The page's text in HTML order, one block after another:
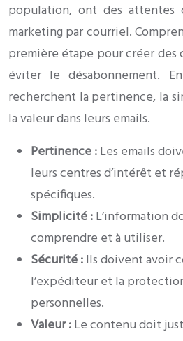
population, ont des attentes
marketing par courriel.
première étape pour créer des
éviter le désabonnement.
recherchent la pertinence, la
la valeur dans leurs emails.
Pertinence :Les emails
leurs centres d’intérêt et
spécifiques.
Simplicité :L’information
comprendre et à utiliser.
Sécurité :Ils doivent avoir
l’expéditeur et la
personnelles.
Valeur :Le contenu doit